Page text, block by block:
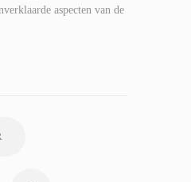
aspecten van de